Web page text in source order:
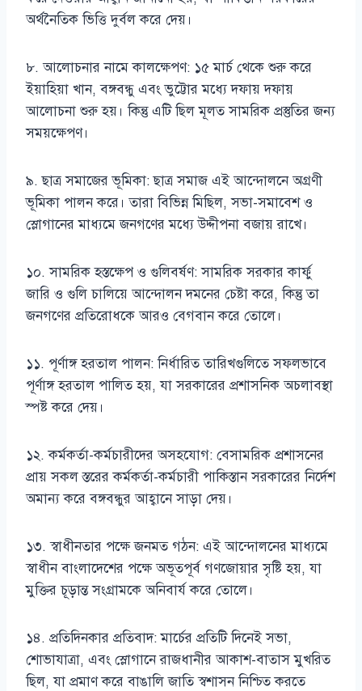
অর্থনৈতিক ভিত্তি দুর্বল করে দেয়।
৮. আলোচনার নামে কালক্ষেপণ: ১৫ মার্চ থেকে শুরু করে
ইয়াহিয়া খান, বঙ্গবন্ধু এবং ভুট্টোর মধ্যে দফায় দফায়
আলোচনা শুরু হয়। কিন্তু এটি ছিল মূলত সামরিক প্রস্তুতির জন্য
সময়ক্ষেপণ।
৯. ছাত্র সমাজের ভূমিকা: ছাত্র সমাজ এই আন্দোলনে অগ্রণী
ভূমিকা পালন করে। তারা বিভিন্ন মিছিল, সভা-সমাবেশ ও
স্লোগানের মাধ্যমে জনগণের মধ্যে উদ্দীপনা বজায় রাখে।
১০. সামরিক হস্তক্ষেপ ও গুলিবর্ষণ: সামরিক সরকার কার্ফু
জারি ও গুলি চালিয়ে আন্দোলন দমনের চেষ্টা করে, কিন্তু তা
জনগণের প্রতিরোধকে আরও বেগবান করে তোলে।
১১. পূর্ণাঙ্গ হরতাল পালন: নির্ধারিত তারিখগুলিতে সফলভাবে
পূর্ণাঙ্গ হরতাল পালিত হয়, যা সরকারের প্রশাসনিক অচলাবস্থা
স্পষ্ট করে দেয়।
১২. কর্মকর্তা-কর্মচারীদের অসহযোগ: বেসামরিক প্রশাসনের
প্রায় সকল স্তরের কর্মকর্তা-কর্মচারী পাকিস্তান সরকারের নির্দেশ
অমান্য করে বঙ্গবন্ধুর আহ্বানে সাড়া দেয়।
১৩. স্বাধীনতার পক্ষে জনমত গঠন: এই আন্দোলনের মাধ্যমে
স্বাধীন বাংলাদেশের পক্ষে অভূতপূর্ব গণজোয়ার সৃষ্টি হয়, যা
মুক্তির চূড়ান্ত সংগ্রামকে অনিবার্য করে তোলে।
১৪. প্রতিদিনকার প্রতিবাদ: মার্চের প্রতিটি দিনেই সভা,
শোভাযাত্রা, এবং স্লোগানে রাজধানীর আকাশ-বাতাস মুখরিত
ছিল, যা প্রমাণ করে বাঙালি জাতি স্বশাসন নিশ্চিত করতে